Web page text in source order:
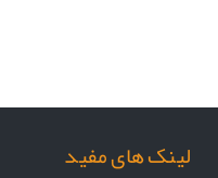
لینک های مفید